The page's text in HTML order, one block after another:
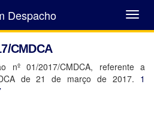
Abrir
Menu
Despacho
CMDCA
nº 01/2017/CMDCA, referente a
de 21 de março de 2017. 1